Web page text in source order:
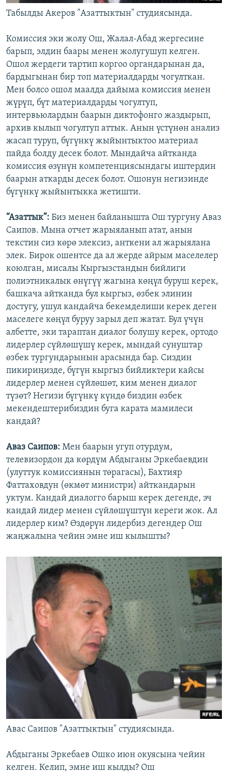
Табылды Акеров "Азаттыктын" студиясында.
Комиссия эки жолу Ош, Жалал-Абад жергесине
барып, элдин баары менен жолугушуп келген.
Ошол жердеги тартип коргоо органдарынан да,
бардыгынан бир топ материалдарды чогулткан.
Мен болсо ошол маалда дайыма комиссия менен
жүрүп, бүт материалдарды чогултуп,
интервьюлардын баарын диктофонго жаздырып,
архив кылып чогултуп аттык. Анын үстүнөн анализ
жасап туруп, бүгүнкү жыйынтыктоо материал
пайда болду десек болот. Мындайча айтканда
комиссия өзүнүн компетенциясындагы иштердин
баарын аткарды десек болот. Ошонун негизинде
бүгүнкү жыйынтыкка жетишти.
“Азаттык”: Биз менен байланышта Ош тургуну Аваз
Саипов. Мына отчет жарыяланып атат, анын
текстин сиз көрө элексиз, анткени ал жарыялана
элек. Бирок ошентсе да ал жерде айрым маселелер
коюлган, мисалы Кыргызстандын бийлиги
полиэтникалык өнүгүү жагына көңүл буруш керек,
башкача айтканда бул кыргыз, өзбек элинин
достугу, ушул кандайча бекемделиши керек деген
маселеге көңүл буруу зарыл деп жатат. Бул үчүн
албетте, эки тараптан диалог болушу керек, ортодо
лидерлер сүйлөшүшү керек, мындай сунуштар
өзбек тургундарынын арасында бар. Сиздин
пикириңизде, бүгүн кыргыз бийликтери кайсы
лидерлер менен сүйлөшөт, ким менен диалог
түзөт? Негизи бүгүнкү күндө биздин өзбек
мекендештерибиздин буга карата мамилеси
кандай?
Аваз Саипов: Мен баарын угуп отурдум,
телевизордон да көрдүм Абдыганы Эркебаевдин
(улуттук комиссиянын төрагасы), Бахтияр
Фаттаховдун (өкмөт министри) айткандарын
уктум. Кандай диалогго барыш керек дегенде, эч
кандай лидер менен сүйлөшүштүн кереги жок. Ал
лидерлер ким? Өздөрүн лидербиз дегендер Ош
жаңжалына чейин эмне иш кылышты?
Авас Саипов "Азаттыктын" студиясында.
Абдыганы Эркебаев Ошко июн окуясына чейин
келген. Келип, эмне иш кылды? Ош